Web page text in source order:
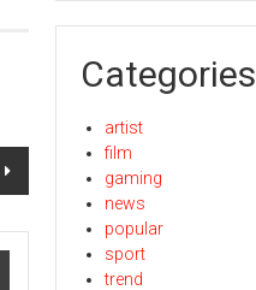
Categories
artist
film
gaming
news
popular
sport
trend